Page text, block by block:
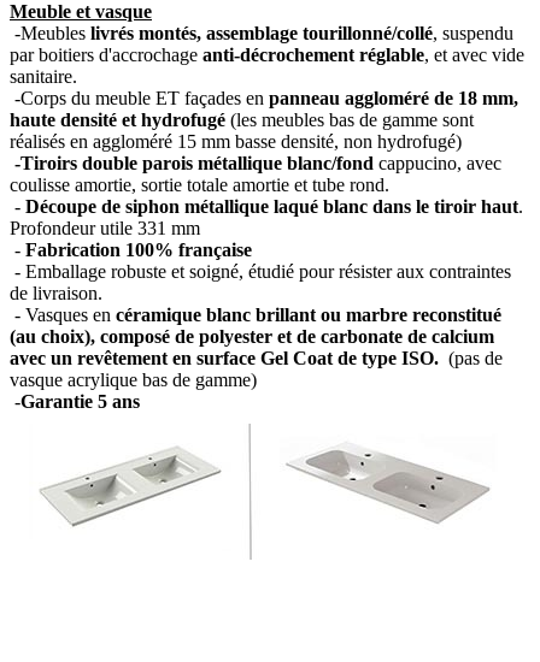
Meuble et vasque
-Meubles livrés montés, assemblage tourillonné/collé, suspendu
par boitiers d'accrochage anti-décrochement réglable, et avec vide
sanitaire.
-Corps du meuble ET façades en panneau aggloméré de 18 mm,
haute densité et hydrofugé (les meubles bas de gamme sont
réalisés en aggloméré 15 mm basse densité, non hydrofugé)
-Tiroirs double parois métallique blanc/fond cappucino, avec
coulisse amortie, sortie totale amortie et tube rond.
- Découpe de siphon métallique laqué blanc dans le tiroir haut.
Profondeur utile 331 mm
- Fabrication 100% française
- Emballage robuste et soigné, étudié pour résister aux contraintes
de livraison.
- Vasques en céramique blanc brillant ou marbre reconstitué
(au choix), composé de polyester et de carbonate de calcium
avec un revêtement en surface Gel Coat de type ISO. (pas de
vasque acrylique bas de gamme)
-Garantie 5 ans